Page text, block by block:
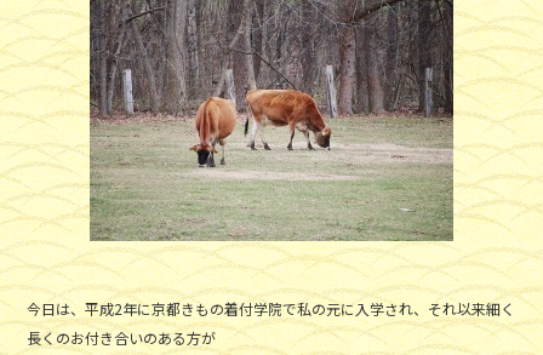
今日は、平成2年に京都きもの着付学院で私の元に入学され、それ以来細く
長くのお付き合いのある方が